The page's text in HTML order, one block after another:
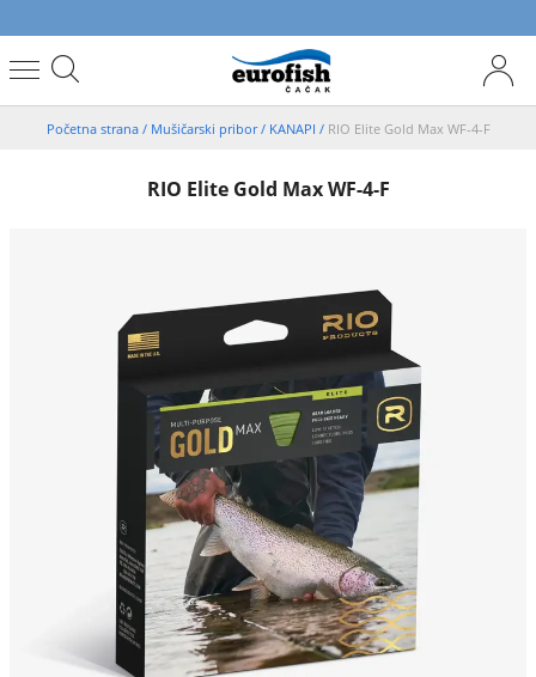
Početna strana / Mušičarski pribor/ KANAPI / RIO Elite Gold Max WF-4-F
RIO Elite Gold Max WF-4-F